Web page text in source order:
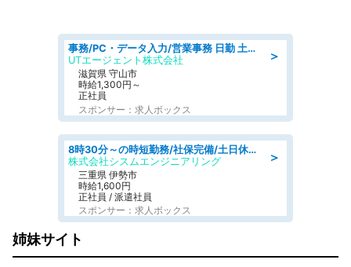
＞
事務/PC・データ入力/営業事務 日勤 土日休み 船舶用のエンジンを扱う会社 総合事務
UTエージェント株式会社
滋賀県 守山市
時給1,300円～
正社員
スポンサー：求人ボックス
＞
8時30分～の時短勤務/社保完備/土日休み/人物重視の選考/ねじ締めや梱包業務
株式会社シスムエンジニアリング
三重県 伊勢市
時給1,600円
正社員 / 派遣社員
スポンサー：求人ボックス
姉妹サイト